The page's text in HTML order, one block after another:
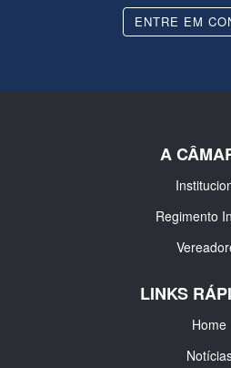
ENTRE EM
A
Regimento
LINKS
Home